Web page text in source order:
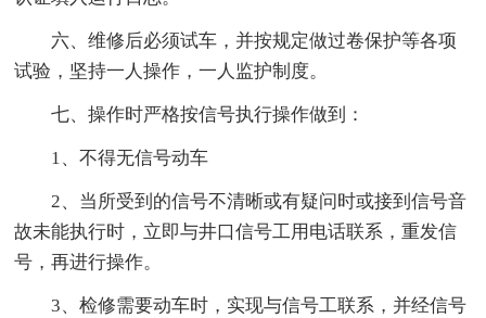
六、维修后必须试车，并按规定做过卷保护等各项
试验，坚持一人操作，一人监护制度。
七、操作时严格按信号执行操作做到：
1、不得无信号动车
2、当所受到的信号不清晰或有疑问时或接到信号音
故未能执行时，立即与井口信号工用电话联系，重发信
号，再进行操作。
3、检修需要动车时，实现与信号工联系，并经信号